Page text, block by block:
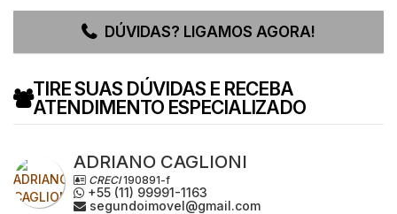
DÚVIDAS? LIGAMOS AGORA!
TIRE SUAS DÚVIDAS E RECEBA
ATENDIMENTO ESPECIALIZADO
ADRIANO CAGLIONI
CRECI190891-f
+55 (11) 99991-1163
segundoimovel@gmail.com